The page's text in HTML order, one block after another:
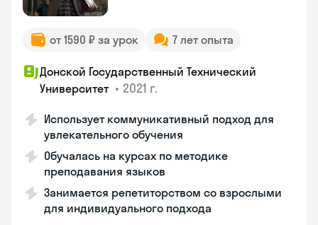
от 1590 ₽ за урок 7 лет опыта
Донской Государственный Технический
Университет • 2021 г.
Использует коммуникативный подход для
увлекательного обучения
Обучалась на курсах по методике
преподавания языков
Занимается репетиторством со взрослыми
для индивидуального подхода